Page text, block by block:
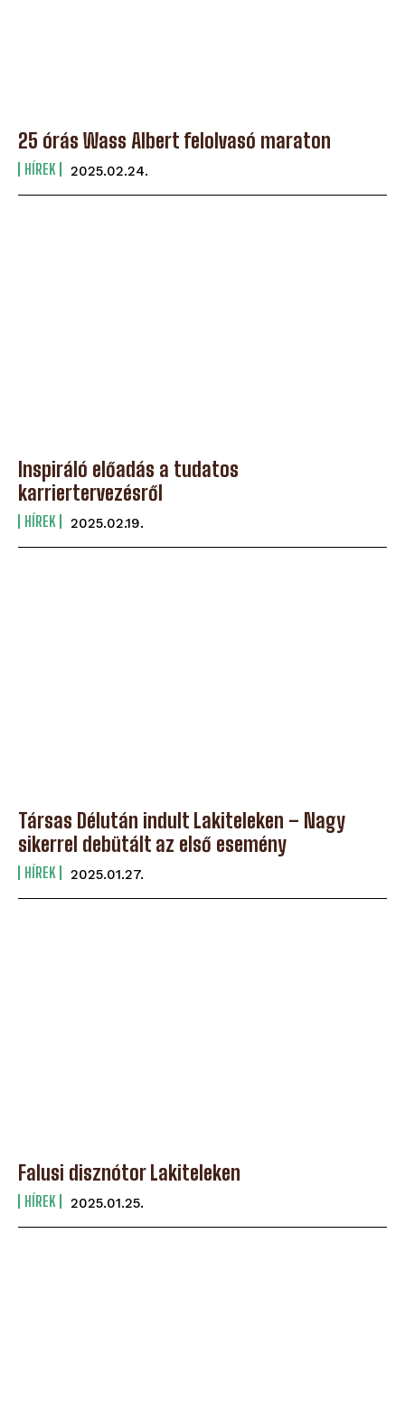
25 órás Wass Albert felolvasó maraton
HÍREK 2025.02.24.
Inspiráló előadás a tudatos
karriertervezésről
HÍREK 2025.02.19.
Társas Délután indult Lakiteleken – Nagy
sikerrel debütált az első esemény
HÍREK 2025.01.27.
Falusi disznótor Lakiteleken
HÍREK 2025.01.25.